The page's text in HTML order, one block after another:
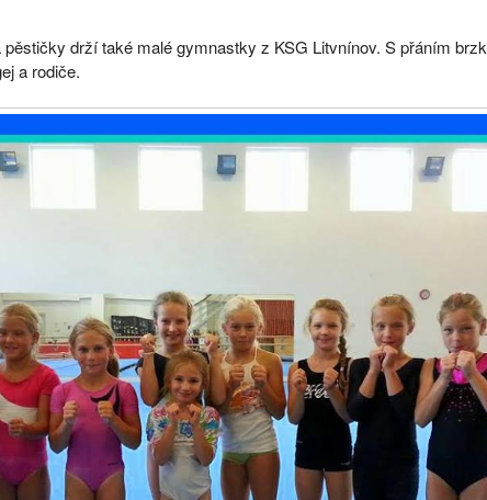
drží také malé gymnastky z KSG Litvnínov. S přáním
a rodiče.